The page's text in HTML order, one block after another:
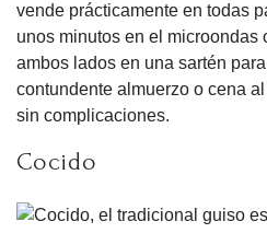
vende prácticamente en todas
unos minutos en el microondas
ambos lados en una sartén
contundente almuerzo o cena
sin complicaciones.
Cocido